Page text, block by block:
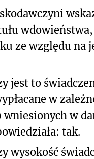
ze względu na
jest to
w
w
tak.
wysokość